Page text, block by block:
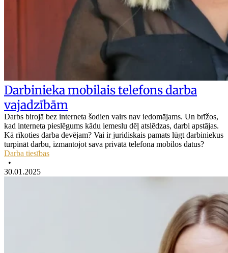
Darbinieka mobilais telefons darba
vajadzībām
Darbs birojā bez interneta šodien vairs nav iedomājams. Un brīžos,
kad interneta pieslēgums kādu iemeslu dēļ atslēdzas, darbi apstājas.
Kā rīkoties darba devējam? Vai ir juridiskais pamats lūgt darbiniekus
turpināt darbu, izmantojot sava privātā telefona mobilos datus?
Darba tiesības
•
30.01.2025